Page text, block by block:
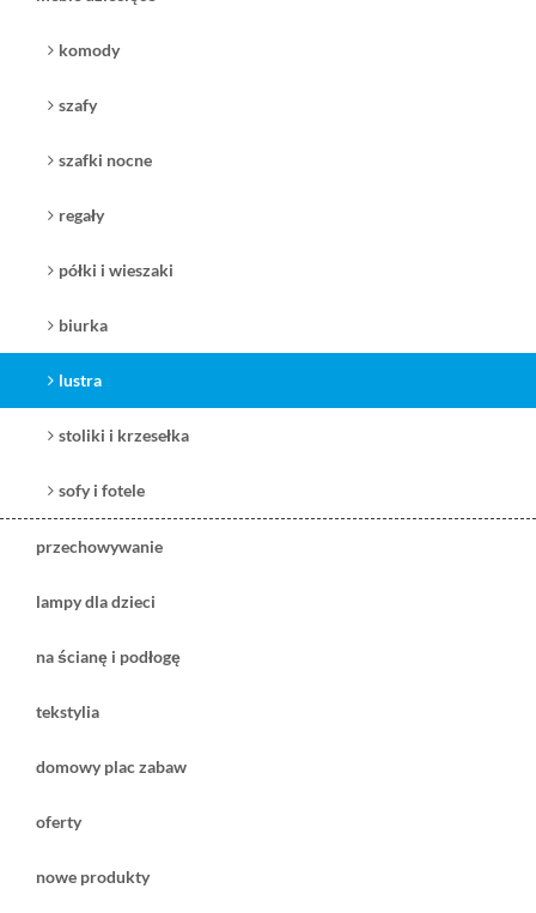
komody
szafy
szafki nocne
regały
półki i wieszaki
biurka
lustra
stoliki i krzesełka
sofy i fotele
przechowywanie
lampy dla dzieci
na ścianę i podłogę
tekstylia
domowy plac zabaw
oferty
nowe produkty